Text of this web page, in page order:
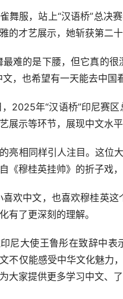
服，站上“汉语桥”总决赛
的才艺展示，她斩获第二
的是下腰，但它真的很
，也希望有一天能去中国
年“汉语桥”印尼赛区
展示等环节，展现中文水
相同样引人注目。这位大
《穆桂英挂帅》的折子戏
中文，也喜欢穆桂英这
有了更深刻的理解。
大使王鲁彤在致辞中表
不仅能感受中华文化魅力
大家提供更多学习中文、了